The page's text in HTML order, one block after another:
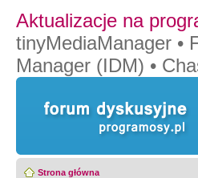
Aktualizacje na
tinyMediaManager •
Manager (IDM) •
Strona główna